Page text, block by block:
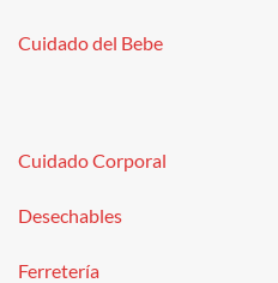
Cuidado del Bebe
Cuidado Corporal
Desechables
Ferretería